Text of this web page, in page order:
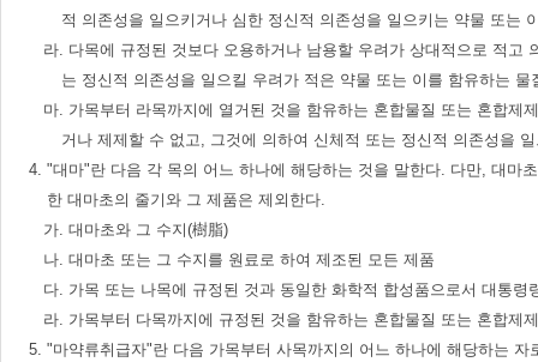
적 의존성을 일으키거나 심한 정신적 의존성을 일으키는 약물 또는
라. 다목에 규정된 것보다 오용하거나 남용할 우려가 상대적으로 적
는 정신적 의존성을 일으킬 우려가 적은 약물 또는 이를 함유하는 물
마. 가목부터 라목까지에 열거된 것을 함유하는 혼합물질 또는 혼합
거나 제제할 수 없고, 그것에 의하여 신체적 또는 정신적 의존성을
4. "대마"란 다음 각 목의 어느 하나에 해당하는 것을 말한다. 다만, 대마
한 대마초의 줄기와 그 제품은 제외한다.
가. 대마초와 그 수지(樹脂)
나. 대마초 또는 그 수지를 원료로 하여 제조된 모든 제품
다. 가목 또는 나목에 규정된 것과 동일한 화학적 합성품으로서 대통령
라. 가목부터 다목까지에 규정된 것을 함유하는 혼합물질 또는 혼합제제
5. "마약류취급자"란 다음 가목부터 사목까지의 어느 하나에 해당하는